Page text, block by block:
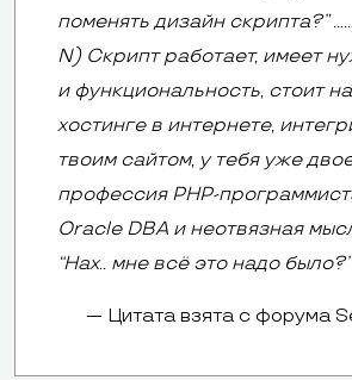
поменять дизайн скрипта?” ……
N) Скрипт работает, имеет
и функциональность, стоит
хостинге в интернете,
твоим сайтом, у тебя уже
профессия PHP-
Oracle DBA и неотвязная
“Нах.. мне всё это надо было?”
Цитата взята с форума